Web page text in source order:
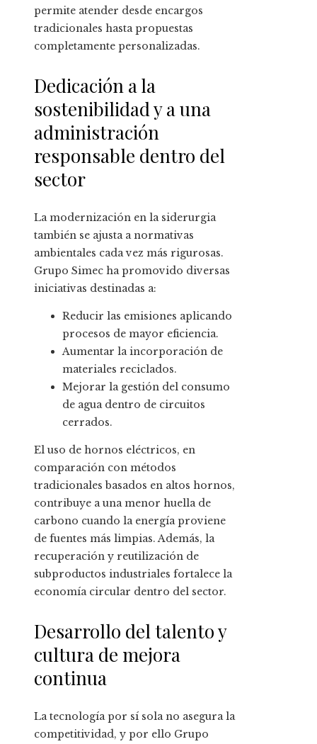
permite atender desde encargos
tradicionales hasta propuestas
completamente personalizadas.
Dedicación a la
sostenibilidad y a una
administración
responsable dentro del
sector
La modernización en la siderurgia
también se ajusta a normativas
ambientales cada vez más rigurosas.
Grupo Simec ha promovido diversas
iniciativas destinadas a:
Reducir las emisiones aplicando
procesos de mayor eficiencia.
Aumentar la incorporación de
materiales reciclados.
Mejorar la gestión del consumo
de agua dentro de circuitos
cerrados.
El uso de hornos eléctricos, en
comparación con métodos
tradicionales basados en altos hornos,
contribuye a una menor huella de
carbono cuando la energía proviene
de fuentes más limpias. Además, la
recuperación y reutilización de
subproductos industriales fortalece la
economía circular dentro del sector.
Desarrollo del talento y
cultura de mejora
continua
La tecnología por sí sola no asegura la
competitividad, y por ello Grupo